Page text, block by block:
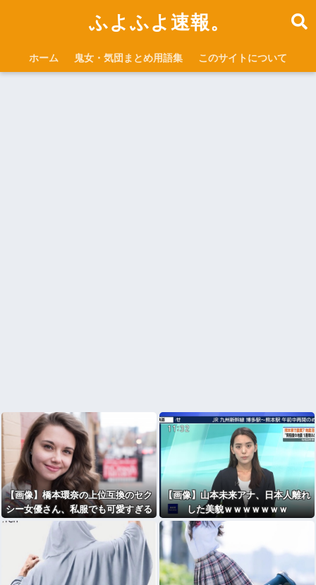
ふよふよ速報。
ホーム 鬼女・気団まとめ用語集 このサイトについて
【画像】橋本環奈の上位互換のセク
シー女優さん、私服でも可愛すぎる
ｗｗｗｗｗｗｗｗｗ
【画像】山本未来アナ、日本人離れ
した美貌ｗｗｗｗｗｗｗ